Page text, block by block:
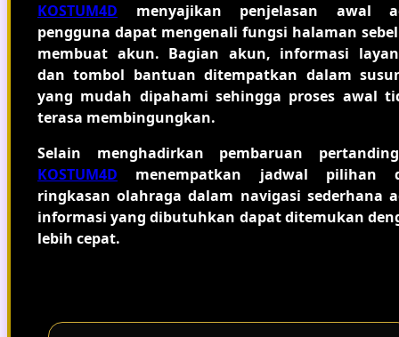
KOSTUM4D menyajikan penjelasan awal
pengguna dapat mengenali fungsi halaman
membuat akun. Bagian akun, informasi
dan tombol bantuan ditempatkan dalam
yang mudah dipahami sehingga proses awal
terasa membingungkan.
Selain menghadirkan pembaruan
KOSTUM4D menempatkan jadwal pilihan
ringkasan olahraga dalam navigasi sederhana
informasi yang dibutuhkan dapat ditemukan
lebih cepat.